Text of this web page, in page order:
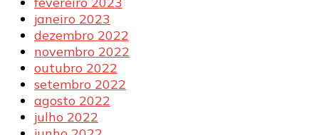
janeiro 2023
dezembro 2022
novembro 2022
outubro 2022
setembro 2022
agosto 2022
julho 2022